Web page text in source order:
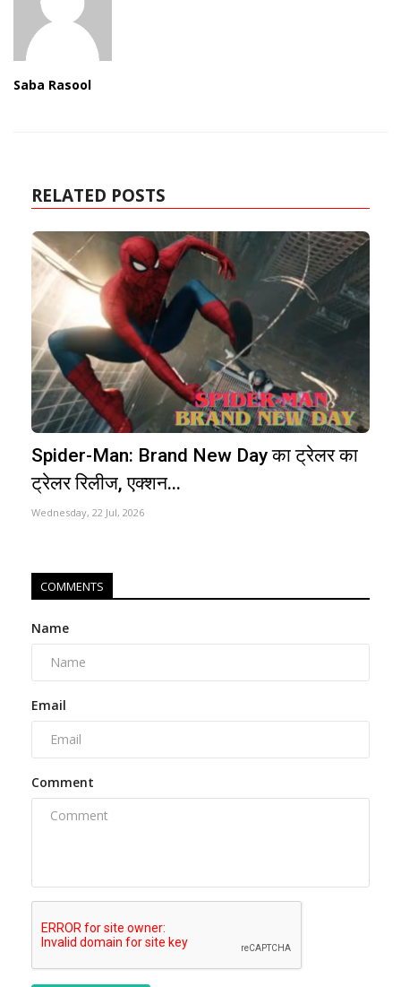
Saba Rasool
RELATED POSTS
Spider-Man: Brand New Day का ट्रेलर का
ट्रेलर रिलीज, एक्शन...
Wednesday, 22 Jul, 2026
COMMENTS
Name
Email
Comment